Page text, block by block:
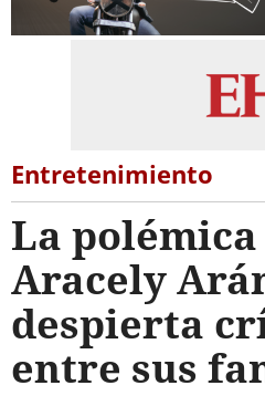
Entretenimiento
La
Aracely
despierta
entre sus